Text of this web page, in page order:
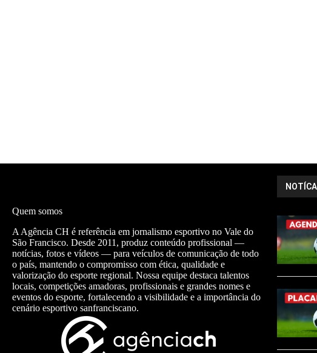
Quem somos
A Agência CH é referência em jornalismo esportivo no Vale do
São Francisco. Desde 2011, produz conteúdo profissional —
notícias, fotos e vídeos — para veículos de comunicação de todo
o país, mantendo o compromisso com ética, qualidade e
valorização do esporte regional. Nossa equipe destaca talentos
locais, competições amadoras, profissionais e grandes nomes e
eventos do esporte, fortalecendo a visibilidade e a importância do
cenário esportivo sanfranciscano.